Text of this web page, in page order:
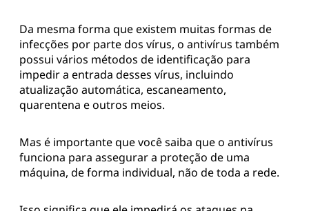
Da mesma forma que existem muitas formas de
infecções por parte dos vírus, o antivírus também
possui vários métodos de identificação para
impedir a entrada desses vírus, incluindo
atualização automática, escaneamento,
quarentena e outros meios.
Mas é importante que você saiba que o antivírus
funciona para assegurar a proteção de uma
máquina, de forma individual, não de toda a rede.